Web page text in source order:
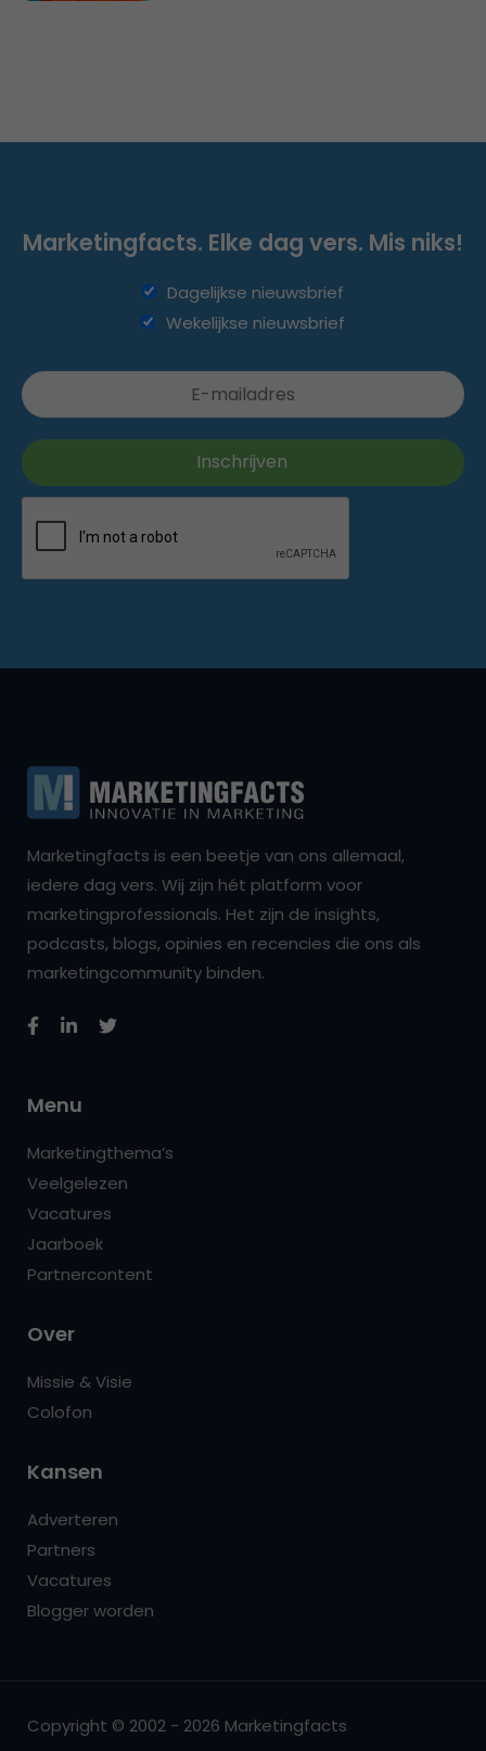
Marketingfacts. Elke dag vers. Mis niks!
Dagelijkse nieuwsbrief
Wekelijkse nieuwsbrief
Marketingfacts is een beetje van ons allemaal,
iedere dag vers. Wij zijn hét platform voor
marketingprofessionals. Het zijn de insights,
podcasts, blogs, opinies en recencies die ons als
marketingcommunity binden.
Menu
Marketingthema’s
Veelgelezen
Vacatures
Jaarboek
Partnercontent
Over
Missie & Visie
Colofon
Kansen
Adverteren
Partners
Vacatures
Blogger worden
Copyright © 2002 - 2026 Marketingfacts